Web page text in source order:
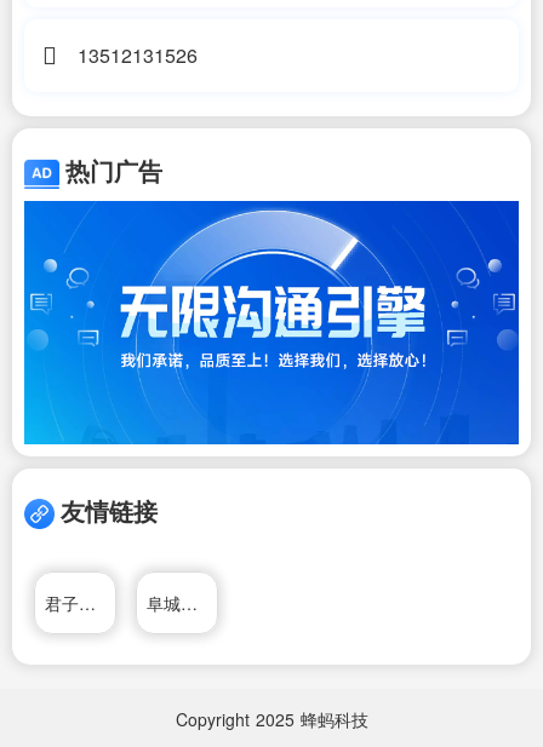
13512131526
热门广告
友情链接
君子时代眼镜维修 阜城热线
Copyright 2025 蜂蚂科技